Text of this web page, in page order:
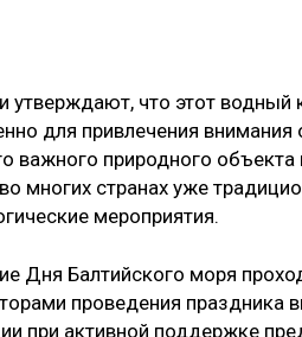
утверждают, что этот
для привлечения
важного природного
многих странах уже
мероприятия.
Дня Балтийского моря
проведения
при активной поддержке